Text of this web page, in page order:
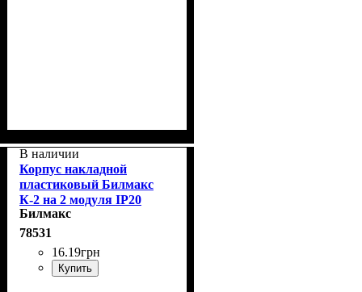
В наличии
Корпус накладной
пластиковый Билмакс
К-2 на 2 модуля IP20
Билмакс
78531
16.19грн
Купить